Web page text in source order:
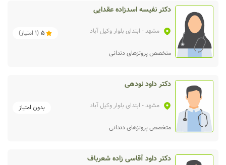
دکتر نفیسه اسدزاده عقدایی
مشهد- ابتدای بلوار وکیل آباد 5
(
1 امتیاز)
متخصص پروتزهای دندانی
دکتر داود نودهی
مشهد- ابتدای بلوار وکیل آباد بدون امتیاز
متخصص پروتزهای دندانی
دکتر داود آقاسی زاده شعرباف